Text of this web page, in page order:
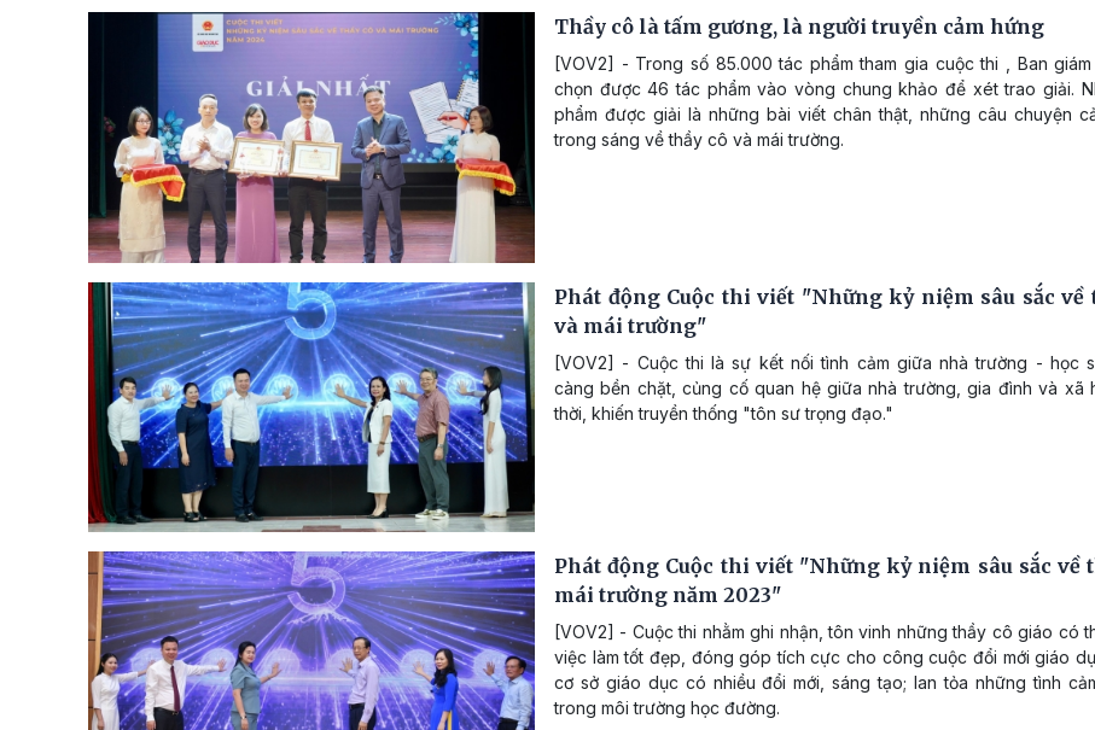
Thầy cô là tấm gương, là người truyền cảm hứng
[VOV2] - Trong số 85.000 tác phẩm tham gia cuộc thi , Ban
chọn được 46 tác phẩm vào vòng chung khảo để xét trao giải.
phẩm được giải là những bài viết chân thật, những câu chuyện
trong sáng về thầy cô và mái trường.
Phát động Cuộc thi viết "Những kỷ niệm sâu sắc về
và mái trường"
[VOV2] - Cuộc thi là sự kết nối tình cảm giữa nhà trường - học
càng bền chặt, củng cố quan hệ giữa nhà trường, gia đình và xã
thời, khiến truyền thống "tôn sư trọng đạo."
Phát động Cuộc thi viết "Những kỷ niệm sâu sắc về
mái trường năm 2023"
[VOV2] - Cuộc thi nhằm ghi nhận, tôn vinh những thầy cô giáo có
việc làm tốt đẹp, đóng góp tích cực cho công cuộc đổi mới giáo
cơ sở giáo dục có nhiều đổi mới, sáng tạo; lan tỏa những tình
trong môi trường học đường.